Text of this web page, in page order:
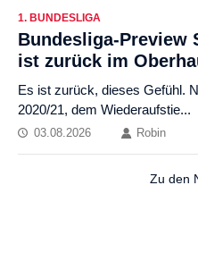
1. BUNDESLIGA
Bundesliga-Preview
ist zurück im
Es ist zurück, dieses Gefühl.
2020/21, dem Wiederaufstie...
03.08.2026 Robin
Zu den